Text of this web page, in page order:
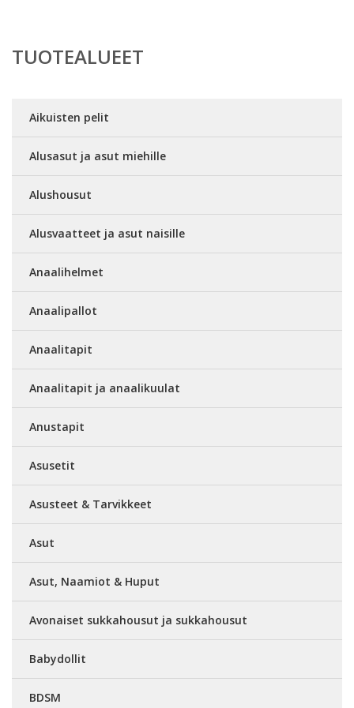
TUOTEALUEET
Aikuisten pelit
Alusasut ja asut miehille
Alushousut
Alusvaatteet ja asut naisille
Anaalihelmet
Anaalipallot
Anaalitapit
Anaalitapit ja anaalikuulat
Anustapit
Asusetit
Asusteet & Tarvikkeet
Asut
Asut, Naamiot & Huput
Avonaiset sukkahousut ja sukkahousut
Babydollit
BDSM